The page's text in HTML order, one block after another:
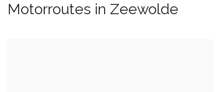
Motorroutes in Zeewolde